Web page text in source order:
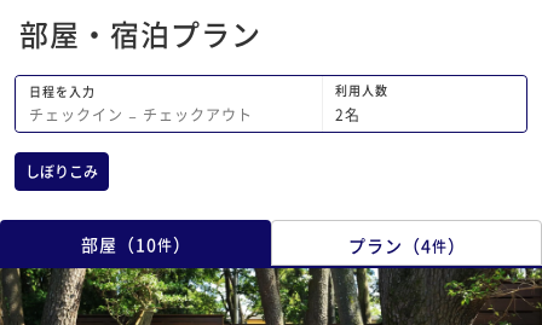
部屋・宿泊プラン
日程を入力
チェックイン − チェックアウト
利用人数
2名
しぼりこみ
部屋 （10件） プラン （4件）